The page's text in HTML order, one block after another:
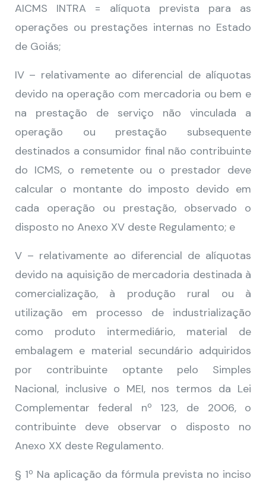
AICMS INTRA = alíquota prevista para as
operações ou prestações internas no Estado
de Goiás;
IV – relativamente ao diferencial de alíquotas
devido na operação com mercadoria ou bem e
na prestação de serviço não vinculada a
operação ou prestação subsequente
destinados a consumidor final não contribuinte
do ICMS, o remetente ou o prestador deve
calcular o montante do imposto devido em
cada operação ou prestação, observado o
disposto no Anexo XV deste Regulamento; e
V – relativamente ao diferencial de alíquotas
devido na aquisição de mercadoria destinada à
comercialização, à produção rural ou à
utilização em processo de industrialização
como produto intermediário, material de
embalagem e material secundário adquiridos
por contribuinte optante pelo Simples
Nacional, inclusive o MEI, nos termos da Lei
Complementar federal nº 123, de 2006, o
contribuinte deve observar o disposto no
Anexo XX deste Regulamento.
§ 1º Na aplicação da fórmula prevista no inciso